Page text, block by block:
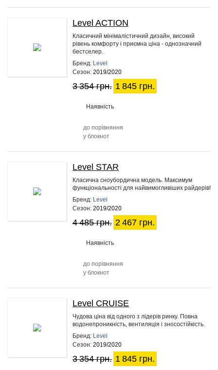
Level ACTION
Класичний мінімалістичний дизайн, високий
рівень комфорту і приємна ціна - однозначний
бестселер.
Бренд: Level
Сезон: 2019/2020
3 354 грн. 1 845 грн.
Наявність
до порівняння
у блокнот
Level STAR
Класична сноубордична модель. Максимум
функціональності для найвимогливіших райдерів!
Бренд: Level
Сезон: 2019/2020
4 485 грн. 2 467 грн.
Наявність
до порівняння
у блокнот
Level CRUISE
Чудова ціна від одного з лідерів ринку. Повна
водонепроникність, вентиляція і зносостійкість.
Бренд: Level
Сезон: 2019/2020
3 354 грн. 1 845 грн.